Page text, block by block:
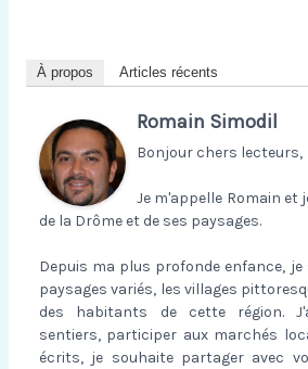
À propos Articles récents
Romain Simodil
Bonjour chers lecteurs,
Je m'appelle Romain et
de la Drôme et de ses paysages.
Depuis ma plus profonde enfance,
paysages variés, les villages
des habitants de cette région.
sentiers, participer aux marchés
écrits, je souhaite partager avec